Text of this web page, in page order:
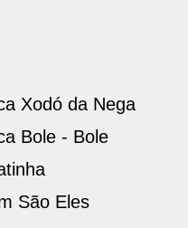
Xodó da Nega
Bole - Bole
São Eles